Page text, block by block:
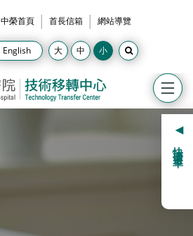
中榮首頁 首長信箱 網站導覽
English
快捷選單